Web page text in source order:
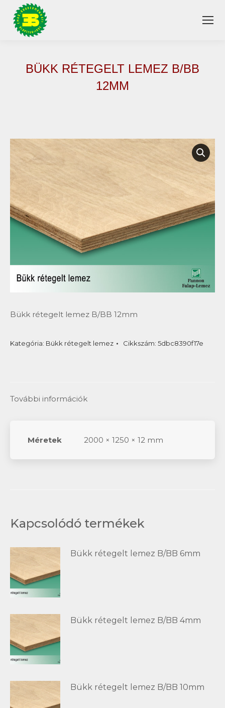
BÜKK RÉTEGELT LEMEZ B/BB
12MM
Bükk rétegelt lemez B/BB 12mm
Kategória: Bükk rétegelt lemez Cikkszám: 5dbc8390f17e
További információk
Méretek 2000 × 1250 × 12 mm
Kapcsolódó termékek
Bükk rétegelt lemez B/BB 6mm
Bükk rétegelt lemez B/BB 4mm
Bükk rétegelt lemez B/BB 10mm